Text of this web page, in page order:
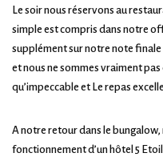
Le soir nous réservons au
simple est compris dans notre
supplément sur notre note
et nous ne sommes vraiment
qu’impeccable et Le repas
A notre retour dans le
fonctionnement d’un hôtel 5